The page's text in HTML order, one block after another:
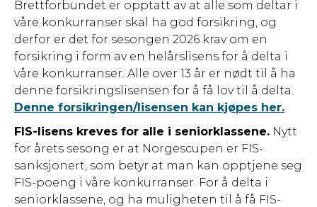
Brettforbundet er opptatt av at alle som deltar i
våre konkurranser skal ha god forsikring, og
derfor er det for sesongen 2026 krav om en
forsikring i form av en helårslisens for å delta i
våre konkurranser. Alle over 13 år er nødt til å ha
denne forsikringslisensen for å få lov til å delta.
Denne forsikringen/lisensen kan kjøpes her.
FIS-lisens kreves for alle i seniorklassene. Nytt
for årets sesong er at Norgescupen er FIS-
sanksjonert, som betyr at man kan opptjene seg
FIS-poeng i våre konkurranser. For å delta i
seniorklassene, og ha muligheten til å få FIS-